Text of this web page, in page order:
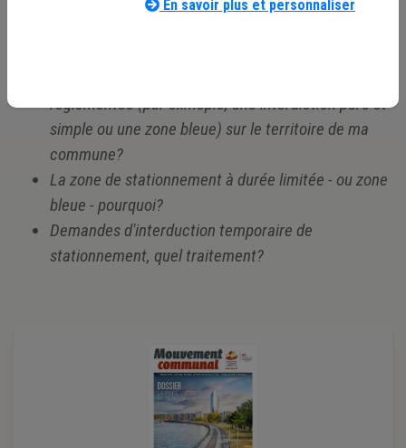
réglementée (par exmeple, une interdiction pure et
simple ou une zone bleue) sur le territoire de ma
commune?
La zone de stationnement à durée limitée - ou zone
bleue - pourquoi?
Demandes d'interduction temporaire de
stationnement, quel traitement?
En savoir plus et personnaliser